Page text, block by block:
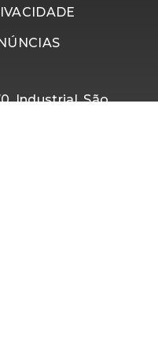
Industrial, São